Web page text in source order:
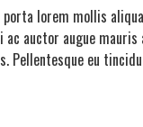
lorem mollis
auctor augue
Pellentesque eu